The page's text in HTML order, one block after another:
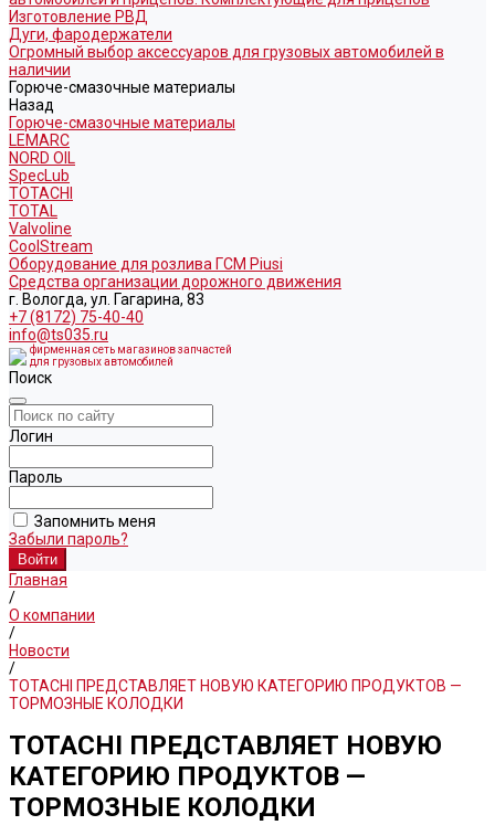
Изготовление РВД
Дуги, фародержатели
Огромный выбор аксессуаров для грузовых автомобилей в
наличии
Горюче-смазочные материалы
Назад
Горюче-смазочные материалы
LEMARC
NORD OIL
SpecLub
TOTACHI
TOTAL
Valvoline
CoolStream
Оборудование для розлива ГСМ Piusi
Средства организации дорожного движения
г. Вологда, ул. Гагарина, 83
+7 (8172) 75-40-40
info@ts035.ru
фирменная сеть магазинов запчастей
для грузовых автомобилей
Поиск
Логин
Пароль
Запомнить меня
Забыли пароль?
Главная
/
О компании
/
Новости
/
TOTACHI ПРЕДСТАВЛЯЕТ НОВУЮ КАТЕГОРИЮ ПРОДУКТОВ —
ТОРМОЗНЫЕ КОЛОДКИ
TOTACHI ПРЕДСТАВЛЯЕТ НОВУЮ
КАТЕГОРИЮ ПРОДУКТОВ —
ТОРМОЗНЫЕ КОЛОДКИ